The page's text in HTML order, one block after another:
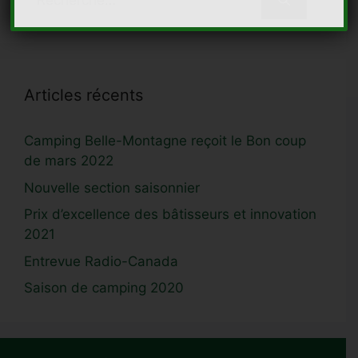
Articles récents
Camping Belle-Montagne reçoit le Bon coup
de mars 2022
Nouvelle section saisonnier
Prix d’excellence des bâtisseurs et innovation
2021
Entrevue Radio-Canada
Saison de camping 2020